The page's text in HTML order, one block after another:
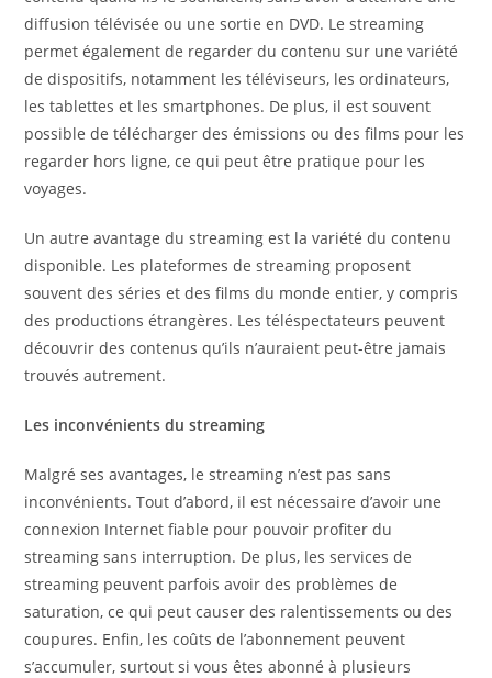
diffusion télévisée ou une sortie en DVD. Le streaming
permet également de regarder du contenu sur une variété
de dispositifs, notamment les téléviseurs, les ordinateurs,
les tablettes et les smartphones. De plus, il est souvent
possible de télécharger des émissions ou des films pour les
regarder hors ligne, ce qui peut être pratique pour les
voyages.
Un autre avantage du streaming est la variété du contenu
disponible. Les plateformes de streaming proposent
souvent des séries et des films du monde entier, y compris
des productions étrangères. Les téléspectateurs peuvent
découvrir des contenus qu’ils n’auraient peut-être jamais
trouvés autrement.
Les inconvénients du streaming
Malgré ses avantages, le streaming n’est pas sans
inconvénients. Tout d’abord, il est nécessaire d’avoir une
connexion Internet fiable pour pouvoir profiter du
streaming sans interruption. De plus, les services de
streaming peuvent parfois avoir des problèmes de
saturation, ce qui peut causer des ralentissements ou des
coupures. Enfin, les coûts de l’abonnement peuvent
s’accumuler, surtout si vous êtes abonné à plusieurs